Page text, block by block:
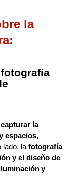
la
capturar la
espacios,
lado, la fotografía
y el diseño de
y